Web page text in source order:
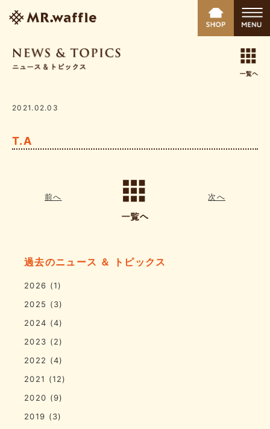
2021.02.03
T.A
前へ 次へ
過去のニュース ＆ トピックス
2026 (1)
2025 (3)
2024 (4)
2023 (2)
2022 (4)
2021 (12)
2020 (9)
2019 (3)